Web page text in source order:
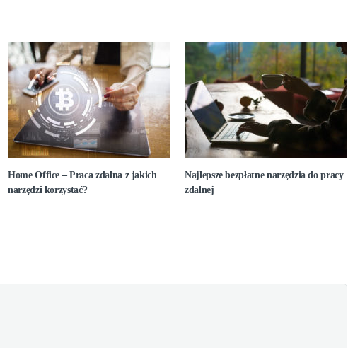
Home Office – Praca zdalna z jakich
narzędzi korzystać?
Najlepsze bezpłatne narzędzia do pracy
zdalnej